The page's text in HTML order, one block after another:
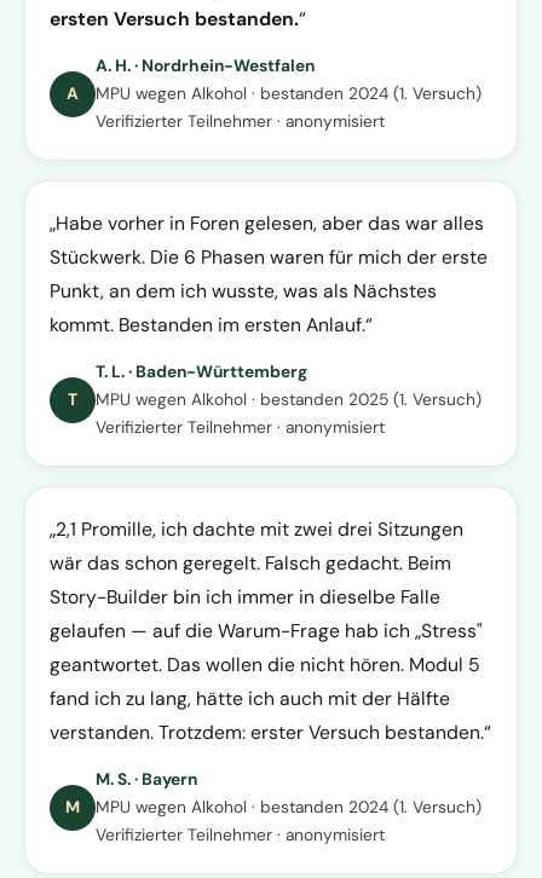
ersten Versuch bestanden.
A
A. H. · Nordrhein-Westfalen
MPU wegen Alkohol · bestanden 2024 (1. Versuch)
Verifizierter Teilnehmer · anonymisiert
Habe vorher in Foren gelesen, aber das war alles
Stückwerk. Die 6 Phasen waren für mich der erste
Punkt, an dem ich wusste, was als Nächstes
kommt. Bestanden im ersten Anlauf.
T
T. L. · Baden-Württemberg
MPU wegen Alkohol · bestanden 2025 (1. Versuch)
Verifizierter Teilnehmer · anonymisiert
2,1 Promille, ich dachte mit zwei drei Sitzungen
wär das schon geregelt. Falsch gedacht. Beim
Story-Builder bin ich immer in dieselbe Falle
gelaufen — auf die Warum-Frage hab ich „Stress"
geantwortet. Das wollen die nicht hören. Modul 5
fand ich zu lang, hätte ich auch mit der Hälfte
verstanden. Trotzdem: erster Versuch bestanden.
M
M. S. · Bayern
MPU wegen Alkohol · bestanden 2024 (1. Versuch)
Verifizierter Teilnehmer · anonymisiert